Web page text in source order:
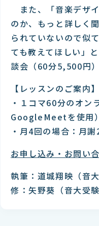
また、「音楽デザ
のか、もっと詳しく
られていないので似
ても教えてほしい」
談会（60分5,500円
【レッスンのご案内】
・１コマ60分のオン
GoogleMeetを使用）
・月4回の場合：月
お申し込み・お問い
執筆：道城翔映（音
修：矢野葵（音大受